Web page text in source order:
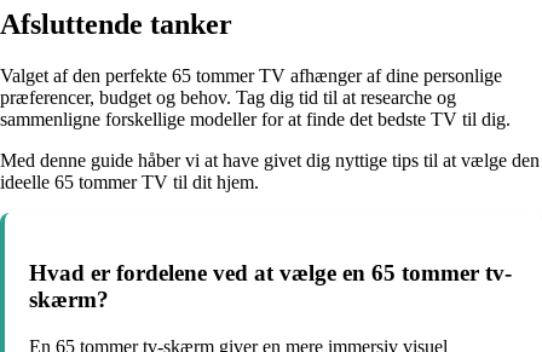
Afsluttende tanker
Valget af den perfekte 65 tommer TV afhænger af dine personlige
præferencer, budget og behov. Tag dig tid til at researche og
sammenligne forskellige modeller for at finde det bedste TV til dig.
Med denne guide håber vi at have givet dig nyttige tips til at vælge den
ideelle 65 tommer TV til dit hjem.
Hvad er fordelene ved at vælge en 65 tommer tv-
skærm?
En 65 tommer tv-skærm giver en mere immersiv visuel